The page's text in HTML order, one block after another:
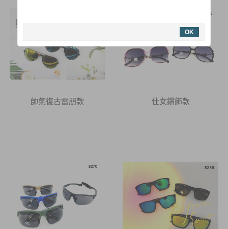
活動快閃~即刻起消費滿$500
免運哦
購買眼鏡附贈眼鏡布及眼鏡袋
提供商店批發，亦有眼鏡架等等可供
帥氣復古雷朋款 仕女鑽飾款
OK